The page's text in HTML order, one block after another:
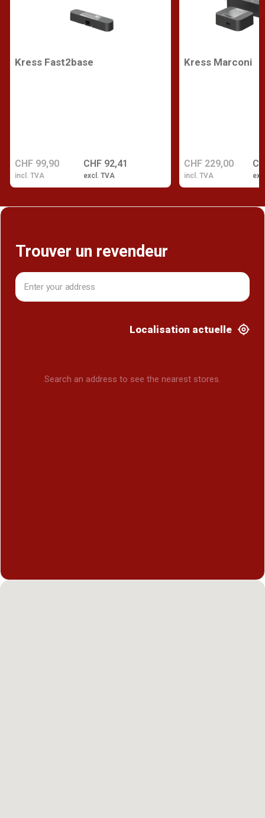
Kress Fast2base
CHF 92,41
excl. TVA
CHF 99,90
incl. TVA
Kress Marconi
CHF 229,00
incl. TVA
Trouver un revendeur
Localisation actuelle
Search an address to see the nearest stores.